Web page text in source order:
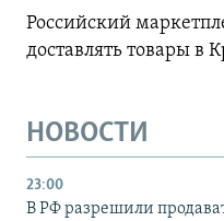
Российский
доставлять товары в
НОВОСТИ
23:00
В РФ разрешили